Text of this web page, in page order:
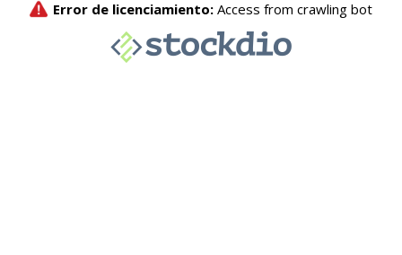
Error de licenciamiento: Access from crawling bot